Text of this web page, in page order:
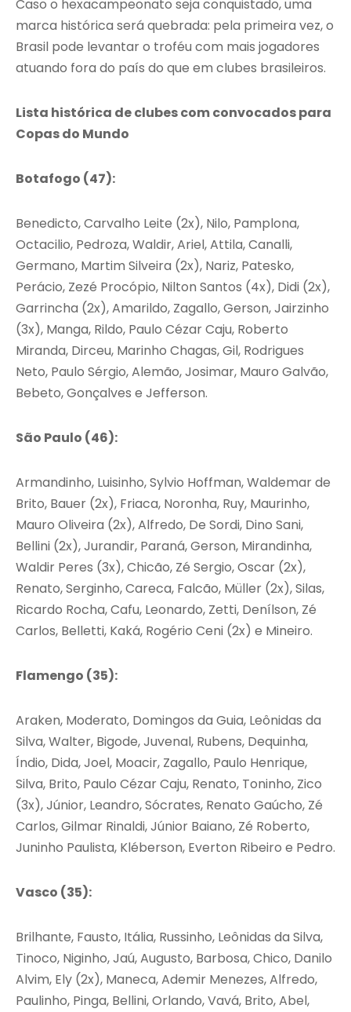
Caso o hexacampeonato seja conquistado, uma
marca histórica será quebrada: pela primeira vez, o
Brasil pode levantar o troféu com mais jogadores
atuando fora do país do que em clubes brasileiros.
Lista histórica de clubes com convocados para
Copas do Mundo
Botafogo (47):
Benedicto, Carvalho Leite (2x), Nilo, Pamplona,
Octacilio, Pedroza, Waldir, Ariel, Attila, Canalli,
Germano, Martim Silveira (2x), Nariz, Patesko,
Perácio, Zezé Procópio, Nilton Santos (4x), Didi (2x),
Garrincha (2x), Amarildo, Zagallo, Gerson, Jairzinho
(3x), Manga, Rildo, Paulo Cézar Caju, Roberto
Miranda, Dirceu, Marinho Chagas, Gil, Rodrigues
Neto, Paulo Sérgio, Alemão, Josimar, Mauro Galvão,
Bebeto, Gonçalves e Jefferson.
São Paulo (46):
Armandinho, Luisinho, Sylvio Hoffman, Waldemar de
Brito, Bauer (2x), Friaca, Noronha, Ruy, Maurinho,
Mauro Oliveira (2x), Alfredo, De Sordi, Dino Sani,
Bellini (2x), Jurandir, Paraná, Gerson, Mirandinha,
Waldir Peres (3x), Chicão, Zé Sergio, Oscar (2x),
Renato, Serginho, Careca, Falcão, Müller (2x), Silas,
Ricardo Rocha, Cafu, Leonardo, Zetti, Denílson, Zé
Carlos, Belletti, Kaká, Rogério Ceni (2x) e Mineiro.
Flamengo (35):
Araken, Moderato, Domingos da Guia, Leônidas da
Silva, Walter, Bigode, Juvenal, Rubens, Dequinha,
Índio, Dida, Joel, Moacir, Zagallo, Paulo Henrique,
Silva, Brito, Paulo Cézar Caju, Renato, Toninho, Zico
(3x), Júnior, Leandro, Sócrates, Renato Gaúcho, Zé
Carlos, Gilmar Rinaldi, Júnior Baiano, Zé Roberto,
Juninho Paulista, Kléberson, Everton Ribeiro e Pedro.
Vasco (35):
Brilhante, Fausto, Itália, Russinho, Leônidas da Silva,
Tinoco, Niginho, Jaú, Augusto, Barbosa, Chico, Danilo
Alvim, Ely (2x), Maneca, Ademir Menezes, Alfredo,
Paulinho, Pinga, Bellini, Orlando, Vavá, Brito, Abel,